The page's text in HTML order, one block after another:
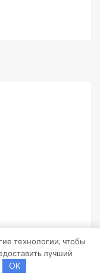
технологии, чтобы
лучший
OK